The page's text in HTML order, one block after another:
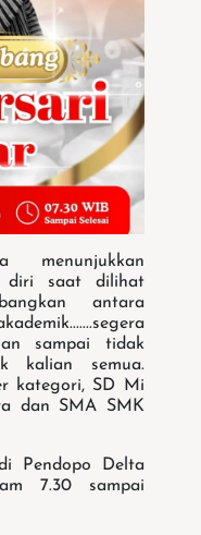
menunjukkan
diri saat dilihat
antara
sampai tidak
kalian semua.
kategori, SD Mi
dan SMA SMK
Pendopo Delta
7.30 sampai